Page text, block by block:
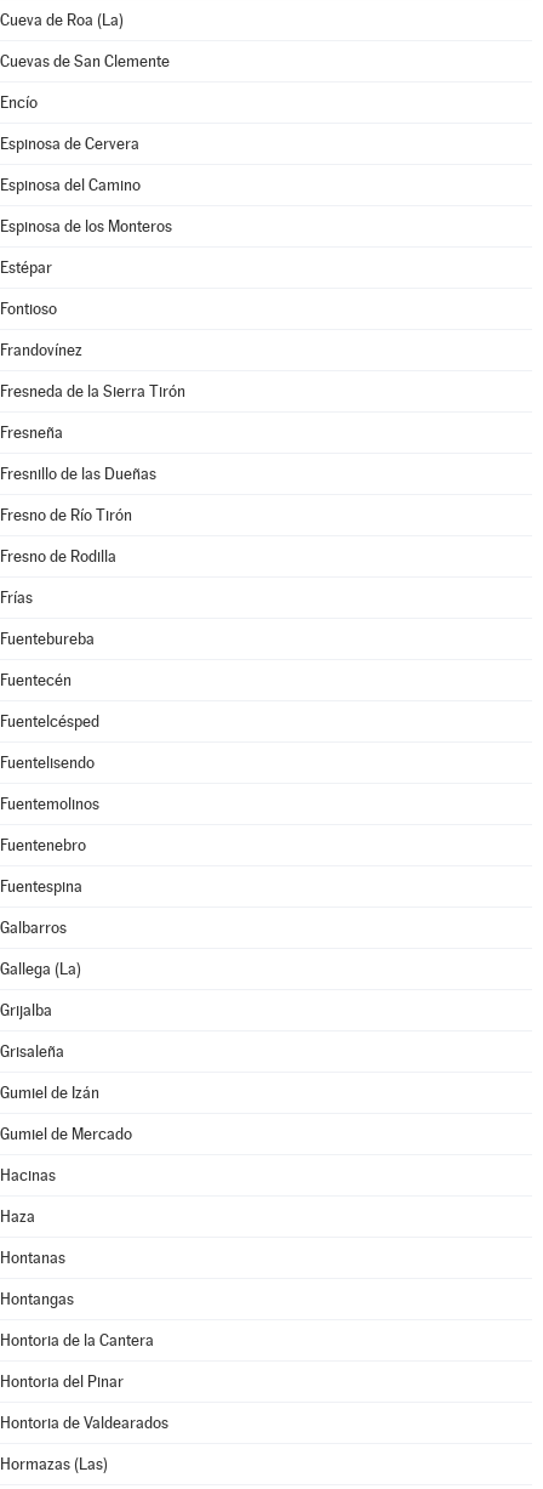
Cueva de Roa (La)
Cuevas de San Clemente
Encío
Espinosa de Cervera
Espinosa del Camino
Espinosa de los Monteros
Estépar
Fontioso
Frandovínez
Fresneda de la Sierra Tirón
Fresneña
Fresnillo de las Dueñas
Fresno de Río Tirón
Fresno de Rodilla
Frías
Fuentebureba
Fuentecén
Fuentelcésped
Fuentelisendo
Fuentemolinos
Fuentenebro
Fuentespina
Galbarros
Gallega (La)
Grijalba
Grisaleña
Gumiel de Izán
Gumiel de Mercado
Hacinas
Haza
Hontanas
Hontangas
Hontoria de la Cantera
Hontoria del Pinar
Hontoria de Valdearados
Hormazas (Las)